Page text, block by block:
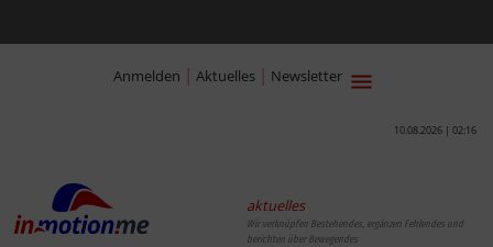
Anmelden | Aktuelles | Newsletter
10.08.2026 | 02:16
aktuelles
Wir verknüpfen Bestehendes, ergänzen Fehlendes und
berichten über Bewegendes